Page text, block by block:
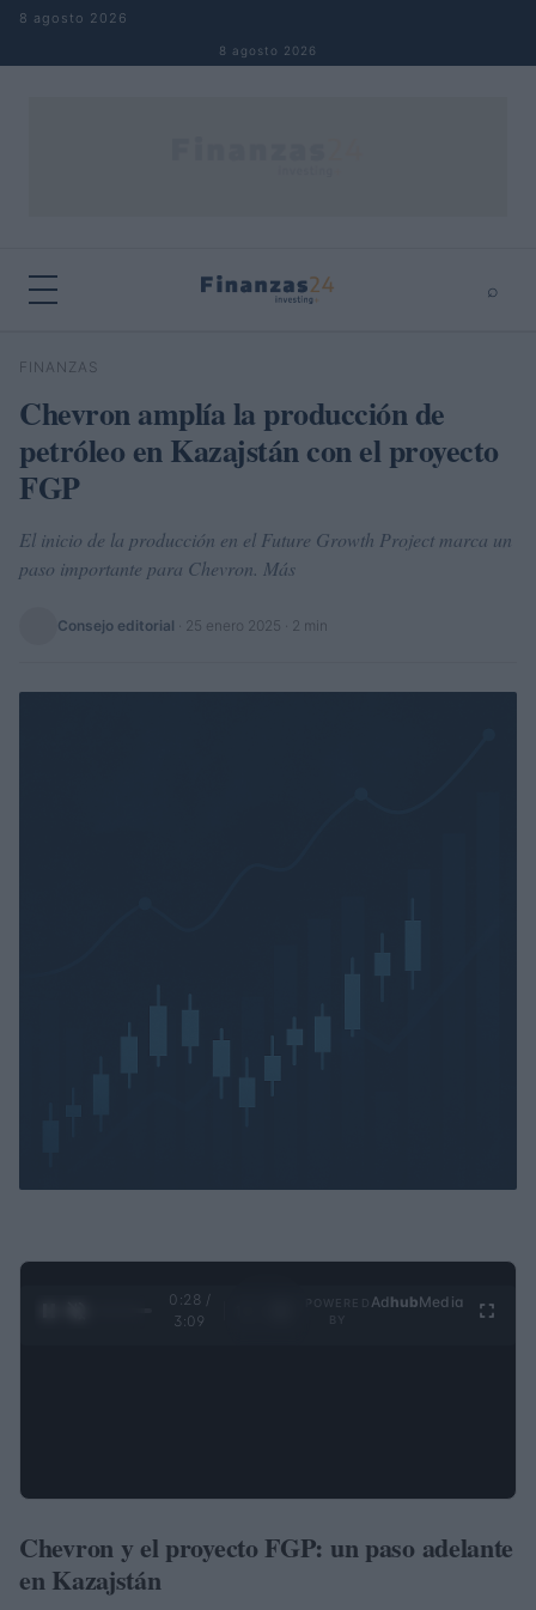
Saltar al contenido
8 agosto 2026
8 agosto 2026
⌕
Buscar
FINANZAS
Chevron amplía la producción de
petróleo en Kazajstán con el proyecto
FGP
El inicio de la producción en el Future Growth Project marca un
paso importante para Chevron. Más
Consejo editorial 25 enero 2025 · 2 min
0:29 /
3:09
Ad hubMedia
Chevron y el proyecto FGP: un paso adelante
en Kazajstán